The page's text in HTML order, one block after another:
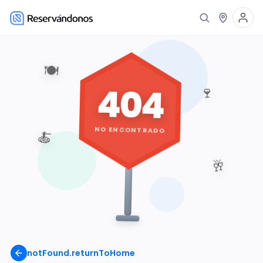
notFound.returnToHome
🍽️
🍷
🥂
🍝
404
NO ENCONTRADO